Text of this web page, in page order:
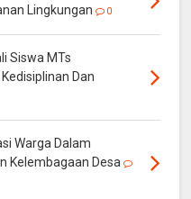
Lingkungan
0
Siswa MTs
Dan
Warga Dalam
Kelembagaan Desa